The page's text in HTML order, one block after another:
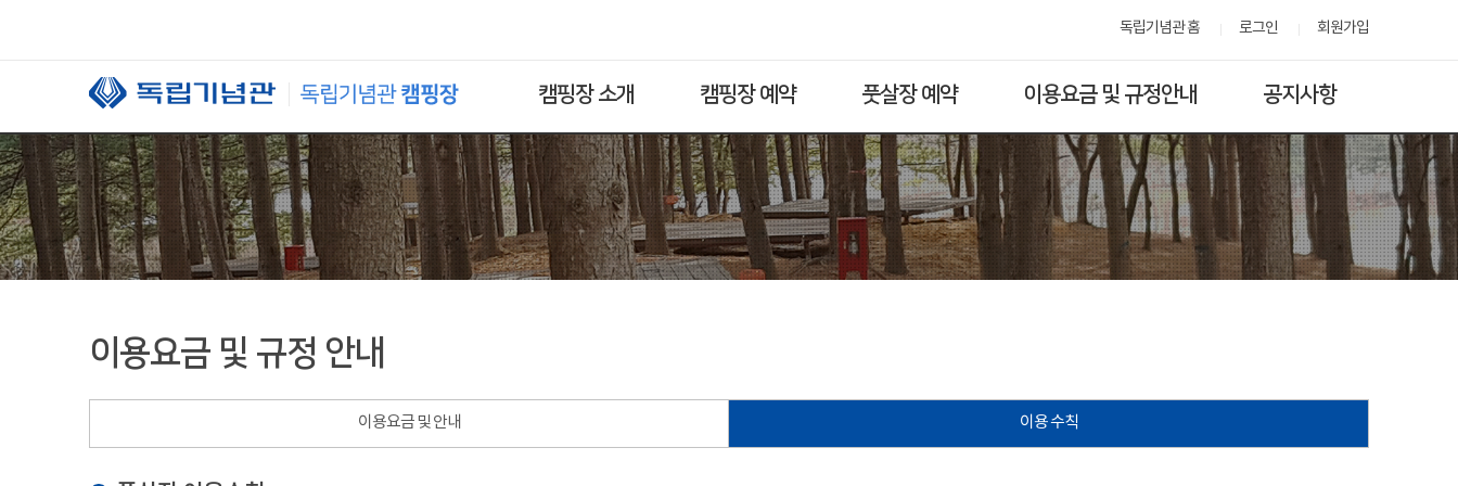
독립기념관 홈 로그인 회원가입
캠핑장 소개 캠핑장 예약 풋살장 예약 이용요금 및 규정안내 공지사항
이용요금 및 규정 안내
이용요금 및 안내 이용 수칙